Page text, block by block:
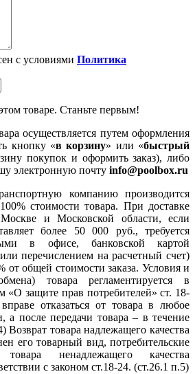
с условиями Политика
товаре. Станьте первым!
осуществляется путем оформления
кнопку «в корзину» или «быстрый
покупок и оформить заказ), либо
электронную почту info@poolbox.ru
компанию производится
стоимости товара. При доставке
и Московской области, если
более 50 000 руб., требуется
в офисе, банковской картой
перечислением на расчетный счет)
от общей стоимости заказа. Условия и
товара регламентируется в
«О защите прав потребителей» ст. 18-
отказаться от товара в любое
а после передачи товара – в течение
Возврат товара надлежащего качества
его товарный вид, потребительские
ненадлежащего качества
с законом ст.18-24. (ст.26.1 п.5)